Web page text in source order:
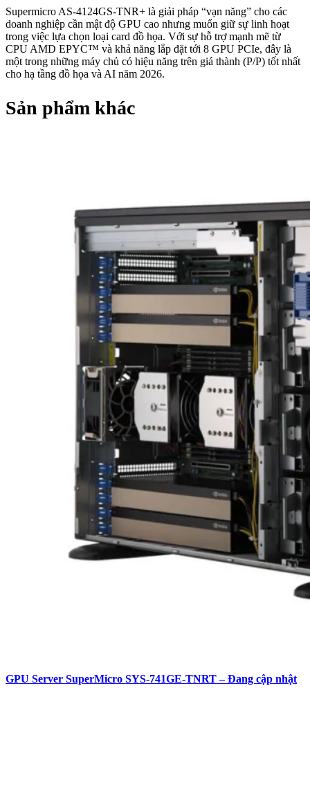
Supermicro AS-4124GS-TNR+ là giải pháp “vạn năng” cho các
doanh nghiệp cần mật độ GPU cao nhưng muốn giữ sự linh hoạt
trong việc lựa chọn loại card đồ họa. Với sự hỗ trợ mạnh mẽ từ
CPU AMD EPYC™ và khả năng lắp đặt tới 8 GPU PCIe, đây là
một trong những máy chủ có hiệu năng trên giá thành (P/P) tốt nhất
cho hạ tầng đồ họa và AI năm 2026.
Sản phẩm khác
GPU Server SuperMicro SYS-741GE-TNRT – Đang cập nhật